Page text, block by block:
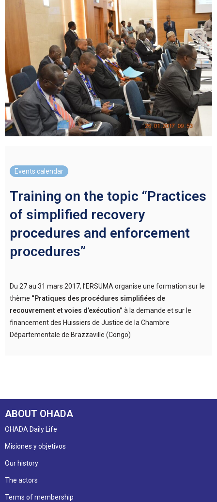
Events calendar
Training on the topic “Practices
of simplified recovery
procedures and enforcement
procedures”
Du 27 au 31 mars 2017, l’ERSUMA organise une formation sur le
thème “Pratiques des procédures simplifiées de
recouvrement et voies d’exécution” à la demande et sur le
financement des Huissiers de Justice de la Chambre
Départementale de Brazzaville (Congo)
ABOUT OHADA
OHADA Daily Life
Misiones y objetivos
Our history
The actors
Terms of membership